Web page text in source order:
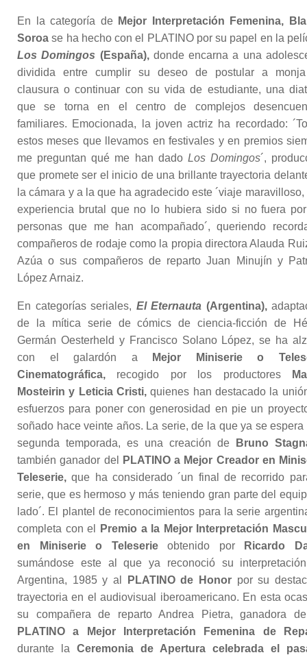
En la categoría de Mejor Interpretación Femenina,
Soroa se ha hecho con el PLATINO por su papel en la
Los Domingos (España),donde encarna a una
dividida entre cumplir su deseo de postular a
clausura o continuar con su vida de estudiante, una
que se torna en el centro de complejos
familiares. Emocionada, la joven actriz ha recordado:
estos meses que llevamos en festivales y en premios
me preguntan qué me han dado Los Domingos´,
que promete ser el inicio de una brillante trayectoria
la cámara y a la que ha agradecido este ´viaje maravilloso,
experiencia brutal que no lo hubiera sido si no fuera
personas que me han acompañado´, queriendo
compañeros de rodaje como la propia directora Alauda
Azúa o sus compañeros de reparto Juan Minujín y
López Arnaiz.
En categorías seriales, El Eternauta (Argentina),
de la mítica serie de cómics de ciencia-ficción de
Germán Oesterheld y Francisco Solano López, se ha
con el galardón a
Mejor Miniserie o
Cinematográfica, recogido por los productores
Mosteirin y Leticia Cristi, quienes han destacado la
esfuerzos para poner con generosidad en pie un
soñado hace veinte años. La serie, de la que ya se espera
segunda temporada, es una creación de
Bruno
también ganador del
PLATINO a Mejor Creador en
Teleserie, que ha considerado ´un final de recorrido
serie, que es hermoso y más teniendo gran parte del
lado´. El plantel de reconocimientos para la serie
completa con el
Premio a la Mejor Interpretación
en Miniserie o Teleserieobtenido por
Ricardo
sumándose este al que ya reconoció su
Argentina, 1985 y al
PLATINO de Honor por su
trayectoria en el audiovisual iberoamericano. En esta
su compañera de reparto Andrea Pietra, ganadora
PLATINO a Mejor Interpretación Femenina de
durante la Ceremonia de Apertura celebrada el